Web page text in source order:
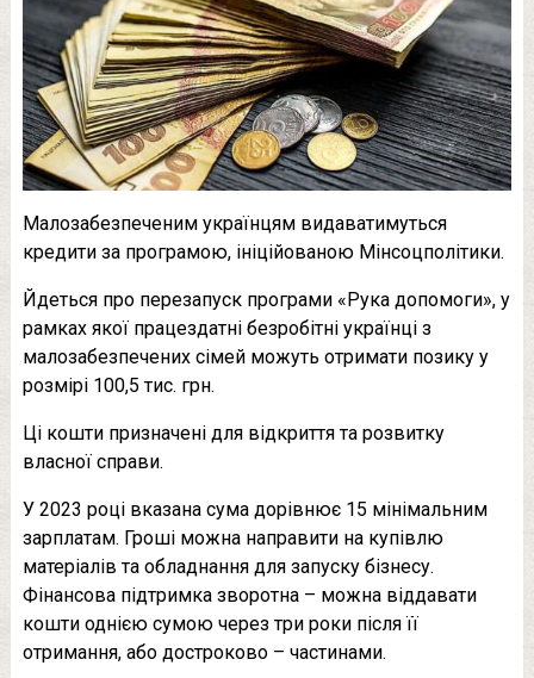
Малозабезпеченим українцям видаватимуться
кредити за програмою, ініційованою Мінсоцполітики.
Йдеться про перезапуск програми «Рука допомоги», у
рамках якої працездатні безробітні українці з
малозабезпечених сімей можуть отримати позику у
розмірі 100,5 тис. грн.
Ці кошти призначені для відкриття та розвитку
власної справи.
У 2023 році вказана сума дорівнює 15 мінімальним
зарплатам. Гроші можна направити на купівлю
матеріалів та обладнання для запуску бізнесу.
Фінансова підтримка зворотна – можна віддавати
кошти однією сумою через три роки після її
отримання, або достроково – частинами.